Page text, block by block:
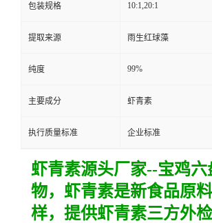
包装规格 10:1,20:1
提取来源 雨生红球藻
纯度 99%
主要成分 虾青素
执行质量标准 企业标准
虾青素源头厂家--宝鸡六
物， 虾青素是新食品原
样，提供虾青素三方外